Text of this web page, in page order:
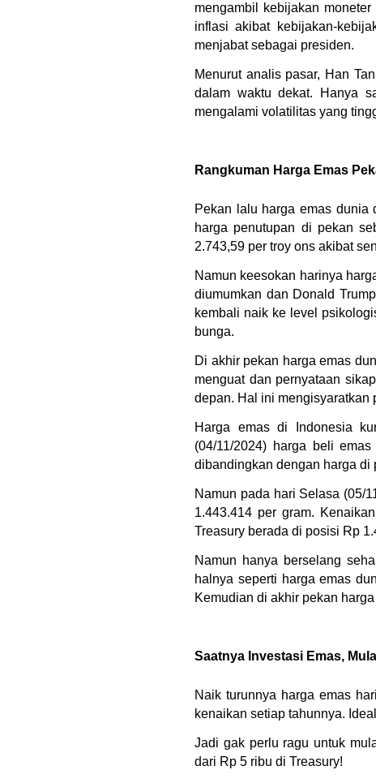
mengambil kebijakan
inflasi akibat kebijakan-
menjabat sebagai presiden.
Menurut analis pasar, Han
dalam waktu dekat. Hanya
mengalami volatilitas yang
Rangkuman Harga Emas
Pekan lalu harga emas dunia
harga penutupan di pekan
2.743,59 per troy ons akibat
Namun keesokan harinya
diumumkan dan Donald
kembali naik ke level
bunga.
Di akhir pekan harga emas
menguat dan pernyataan
depan. Hal ini mengisyaratkan
Harga emas di Indonesia
(04/11/2024) harga beli
dibandingkan dengan harga di
Namun pada hari Selasa (05/
1.443.414 per gram.
Treasury berada di posisi Rp
Namun hanya berselang
halnya seperti harga emas
Kemudian di akhir pekan
Saatnya Investasi Emas,
Naik turunnya harga emas
kenaikan setiap tahunnya.
Jadi gak perlu ragu untuk
dari Rp 5 ribu di Treasury!